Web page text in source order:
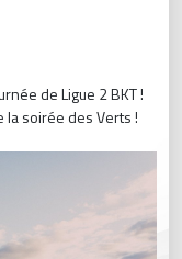
de Ligue 2 BKT !
la soirée des Verts !